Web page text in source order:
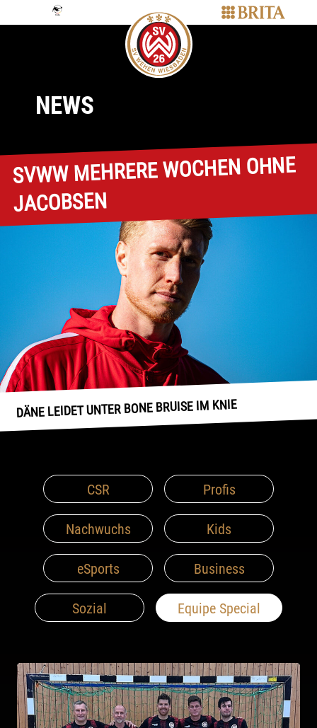
NEWS
SVWW MEHRERE WOCHEN OHNE
JACOBSEN
DÄNE LEIDET UNTER BONE BRUISE IM KNIE
CSR Profis
Nachwuchs Kids
eSports Business
Sozial Equipe Special